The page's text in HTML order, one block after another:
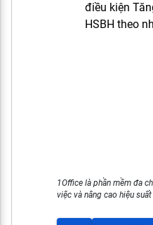
điều kiện
HSBH theo
1Office là phần mềm đa
việc và nâng cao hiệu